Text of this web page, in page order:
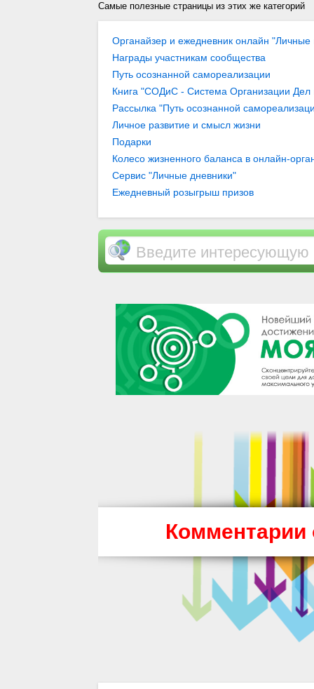
Самые полезные страницы из этих же категорий
Органайзер и ежедневник онлайн "Личные
Награды участникам сообщества
Путь осознанной самореализации
Книга "СОДиС - Система Организации
Рассылка "Путь осознанной
Личное развитие и смысл жизни
Подарки
Колесо жизненного баланса в онлайн-
гармонии в жизни… / Организация целей
"Личные цели" / Блоги / Личное развитие и
Сервис "Личные дневники"
Ежедневный розыгрыш призов
Комментарии